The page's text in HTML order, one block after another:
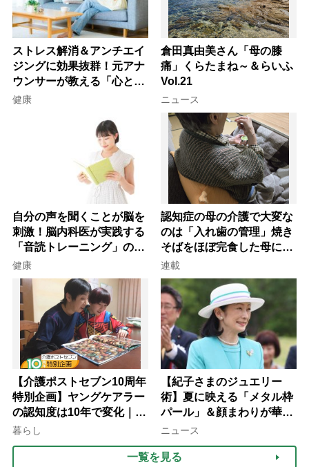
ストレス解消＆アンチエイ
ジングに効果抜群！元アナ
ウンサーが教える「心と体
を元気にする音読の習慣」
健康
倉田真由美さん「母の膝
痛」くらたまね～＆らいふ
Vol.21
ニュース
自分の声を聞くことが脳を
刺激！脳内科医が実践する
「音読トレーニング」の極
意
健康
認知症の母の介護で大変な
のは「入れ歯の管理」焼き
そばをほぼ完食した母に息
子が血の気が引いた理由
連載
【介護ポストセブン10周年
特別企画】ヤングケアラー
の認知度は10年で変化｜流
行語大賞にノミネート、法
暮らし
【紀子さまのジュエリー
術】夏に映える「メタル枠
パール」＆顔まわりが華や
ぐ「揺れる一粒」の使い分
ニュース
一覧を見る